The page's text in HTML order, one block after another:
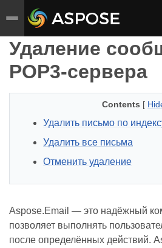
Удаление
POP3‑сервера
Contents [
Удалить письмо по
Удалить все письма
Отменить удаление
Aspose.Email — это надёжный
позволяет выполнять
после определённых действий.